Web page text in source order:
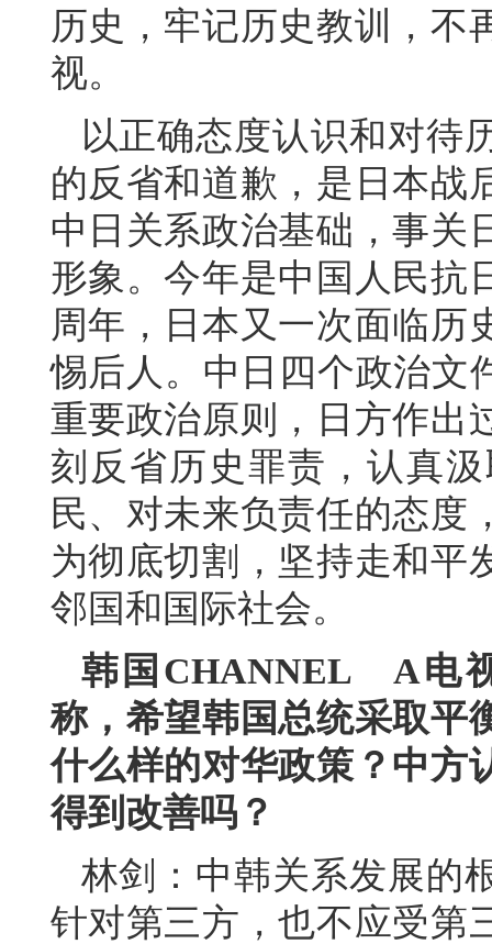
历史，牢记历史教训，不
视。
以正确态度认识和对待
的反省和道歉，是日本战
中日关系政治基础，事关
形象。今年是中国人民抗
周年，日本又一次面临历
惕后人。中日四个政治文
重要政治原则，日方作出
刻反省历史罪责，认真
民、对未来负责任的态度
为彻底切割，坚持走和平
邻国和国际社会。
韩国CHANNEL A电
称，希望韩国总统采取平
什么样的对华政策？中方
得到改善吗？
林剑：中韩关系发展的
针对第三方，也不应受第